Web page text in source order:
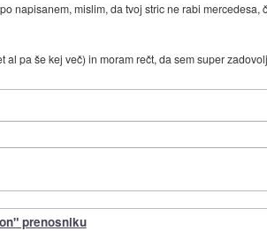
napisanem, mislim, da tvoj stric ne rabi
pa še kej več) in moram rečt, da sem super
prenosniku